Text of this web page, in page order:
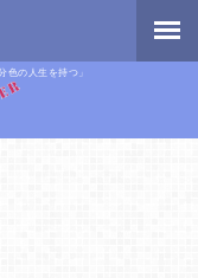
色の人生を持つ」